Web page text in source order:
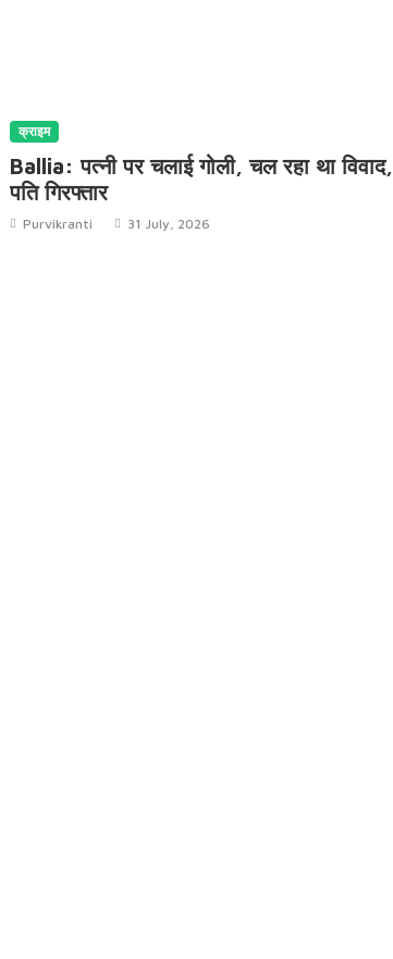
क्राइम
Ballia: पत्नी पर चलाई गोली, चल रहा था विवाद,
पति गिरफ्तार
Purvikranti 31 July, 2026